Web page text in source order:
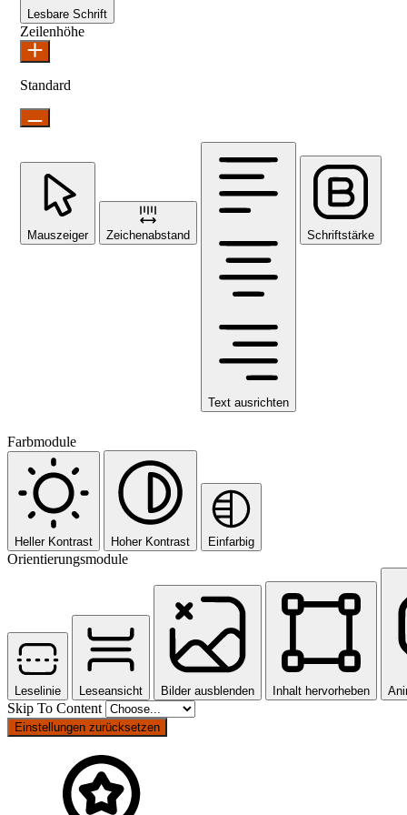
Lesbare Schrift
Zeilenhöhe
Standard
Mauszeiger Zeichenabstand
Text ausrichten
Schriftstärke
Farbmodule
Heller Kontrast Hoher Kontrast Einfarbig
Orientierungsmodule
Leselinie Leseansicht Bilder ausblenden Inhalt hervorheben
Skip To Content
Einstellungen zurücksetzen